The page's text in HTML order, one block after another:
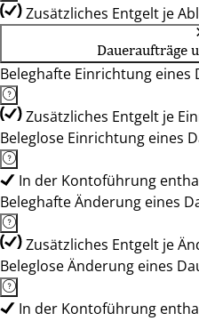
Zusätzliches Entgelt je
Daueraufträge
Beleghafte Einrichtung eines
Zusätzliches Entgelt je
Beleglose Einrichtung eines
In der Kontoführung
Beleghafte Änderung eines
Zusätzliches Entgelt je
Beleglose Änderung eines
In der Kontoführung